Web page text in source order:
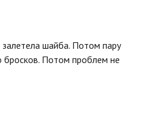
шайба. Потом пару
бросков. Потом проблем не